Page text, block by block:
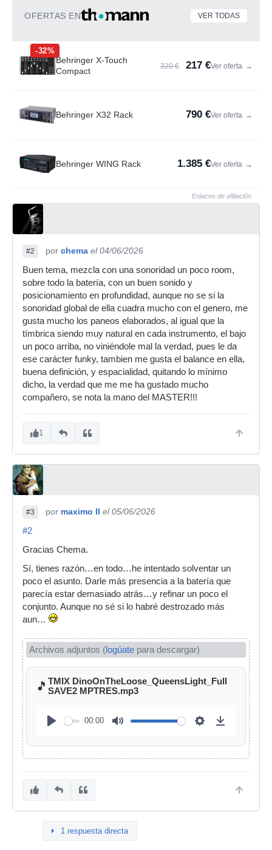
OFERTAS EN VER TODAS
-32%
Behringer X-Touch
Compact
320 € 217 €Ver oferta →
Behringer X32 Rack 790 €Ver oferta →
Behringer WING Rack 1.385 €Ver oferta →
Enlaces de afiliación
#2 por chema el 04/06/2026
Buen tema, mezcla con una sonoridad un poco room,
sobre todo la batería, con un buen sonido y
posicionamiento en profundidad, aunque no se si la
sonoridad global de ella cuadra mucho con el genero, me
gusta mucho los paneos elaborados, al igual que la
tímbrica siendo muy natural en cada instrumento, el bajo
un poco arriba, no viniéndole mal la verdad, pues le da
ese carácter funky, tambien me gusta el balance en ella,
buena definición, y espacialidad, quitando lo mínimo
dicho, la verdad que me me ha gustado mucho
compañero, se nota la mano del MASTER!!!
1
#3 por maximo II el 05/06/2026
#2
Gracias Chema.
Sí, tienes razón…en todo…he intentado solventar un
poco el asunto. Darle más presencia a la batería que
parecía estar demasiado atrás…y refinar un poco el
conjunto. Aunque no sé si lo habré destrozado más
aun…
Archivos adjuntos (logúate para descargar)
🎵 TMIX DinoOnTheLoose_QueensLight_Full
SAVE2 MPTRES.mp3
00:00
1 respuesta directa